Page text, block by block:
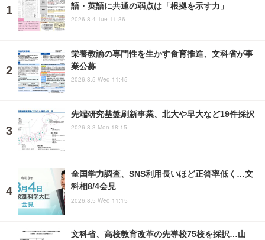
語・英語に共通の弱点は「根拠を示す力」
2026.8.4 Tue 11:36
栄養教諭の専門性を生かす食育推進、文科省が事
業公募
2026.8.5 Wed 11:45
先端研究基盤刷新事業、北大や早大など19件採択
2026.8.3 Mon 18:15
全国学力調査、SNS利用長いほど正答率低く…文
科相8/4会見
2026.8.5 Wed 11:15
文科省、高校教育改革の先導校75校を採択…山